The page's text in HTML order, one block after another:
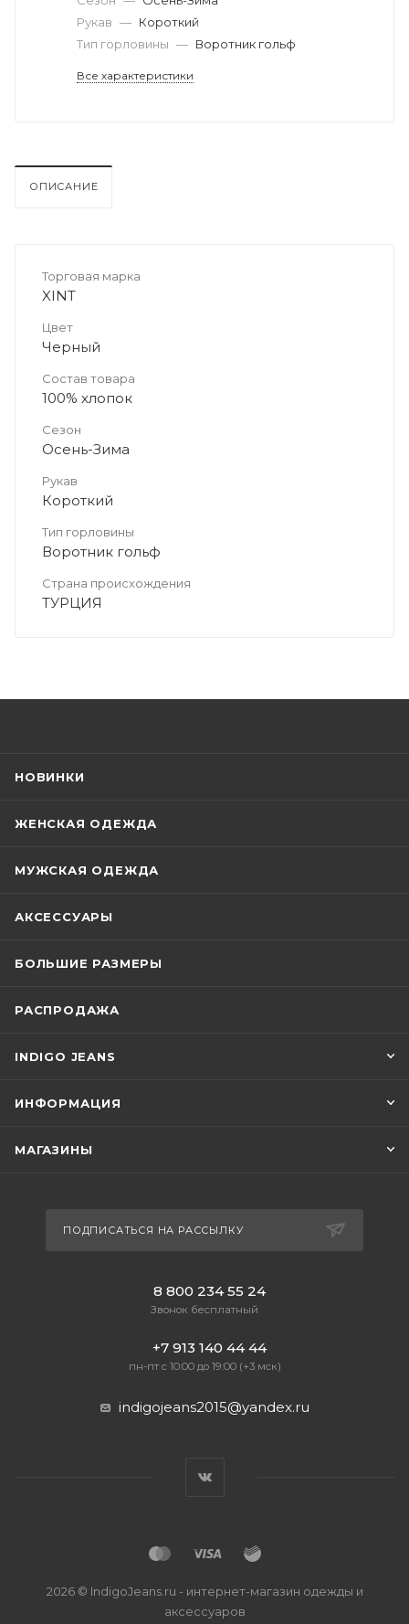
Рукав — Короткий
Тип горловины — Воротник гольф
Все характеристики
ОПИСАНИЕ
Торговая марка
XINT
Цвет
Черный
Состав товара
100% хлопок
Сезон
Осень-Зима
Рукав
Короткий
Тип горловины
Воротник гольф
Страна происхождения
ТУРЦИЯ
НОВИНКИ
ЖЕНСКАЯ ОДЕЖДА
МУЖСКАЯ ОДЕЖДА
АКСЕССУАРЫ
БОЛЬШИЕ РАЗМЕРЫ
РАСПРОДАЖА
INDIGO JEANS
ИНФОРМАЦИЯ
МАГАЗИНЫ
ПОДПИСАТЬСЯ НА РАССЫЛКУ
8 800 234 55 24
Звонок бесплатный
+7 913 140 44 44
пн-пт с 10:00 до 19:00 (+3 мск)
indigojeans2015@yandex.ru
2026 © IndigoJeans.ru - интернет-магазин одежды и
аксессуаров